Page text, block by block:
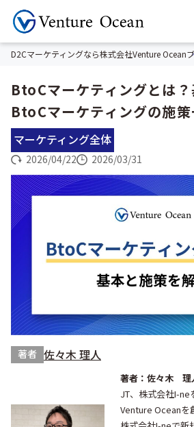
D2Cマーケティングなら株式会社Venture Ocean
BtoCマーケティングとは
BtoCマーケティングの施策
マーケティング全体
2026/04/22 2026/03/31
著者 佐々木 理人
著者：佐々木 理
JT、株式会社I-ne
Venture Oceanを